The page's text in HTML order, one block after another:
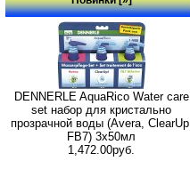
DENNERLE AquaRico Water care
set набор для кристально
прозрачной воды (Avera, ClearUp,
FB7) 3x50мл
1,472.00руб.